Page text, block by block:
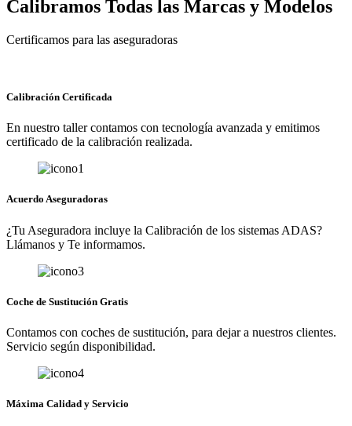
Calibramos Todas las Marcas y Modelos
Certificamos para las aseguradoras
Calibración Certificada
En nuestro taller contamos con tecnología avanzada y emitimos
certificado de la calibración realizada.
Acuerdo Aseguradoras
¿Tu Aseguradora incluye la Calibración de los sistemas ADAS?
Llámanos y Te informamos.
Coche de Sustitución Gratis
Contamos con coches de sustitución, para dejar a nuestros clientes.
Servicio según disponibilidad.
Máxima Calidad y Servicio